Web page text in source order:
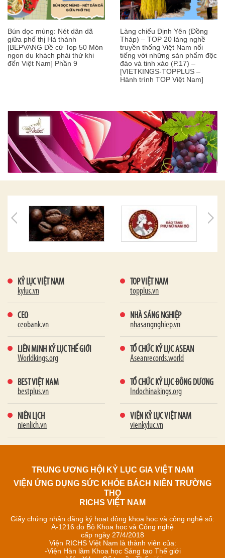
Bún dọc mùng: Nét dân dã
giữa phố thị Hà thành
[BEPVANG Đề cử Top 50 Món
ngon du khách phải thử khi
đến Việt Nam] Phần 9
Làng chiếu Định Yên (Đồng
Tháp) – TOP 20 làng nghề
truyền thống Việt Nam nổi
tiếng với những sản phẩm độc
đáo và tinh xảo (P.17) –
[VIETKINGS-TOPPLUS –
Hành trình TOP Việt Nam]
KỶ LỤC VIỆT NAM
kyluc.vn
CEO
ceobank.vn
LIÊN MINH KỶ LỤC THẾ GIỚI
Worldkings.org
TOP VIỆT NAM
topplus.vn
NHÀ SÁNG NGHIỆP
nhasangnghiep.vn
TỔ CHỨC KỶ LỤC ASEAN
Aseanrecords.world
BEST VIỆT NAM
bestplus.vn
NIÊN LỊCH
nienlich.vn
TỔ CHỨC KỶ LỤC ĐÔNG DƯƠNG
Indochinakings.org
VIỆN KỶ LỤC VIỆT NAM
vienkyluc.vn
TRUNG ƯƠNG HỘI KỶ LỤC GIA VIỆT NAM
VIỆN ỨNG DỤNG SỨC KHỎE BÁCH NIÊN TRƯỜNG
THỌ
RICHS VIỆT NAM
Giấy chứng nhận đăng ký hoạt động khoa học và công nghệ số:
A-1216 do Bộ Khoa học và Công nghệ
cấp ngày 27/4/2018
Viện RICHS Việt Nam là thành viên của:
-Viện Hàn lâm Khoa học Sáng tạo Thế giới